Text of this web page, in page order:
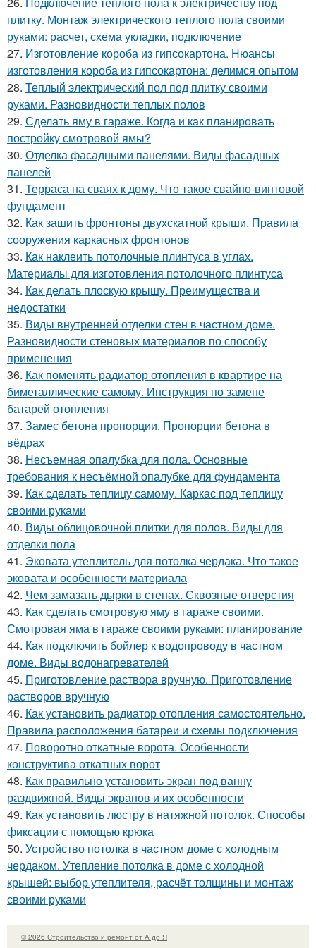
плитку. Монтаж электрического теплого пола своими
руками: расчет, схема укладки, подключение
27. Изготовление короба из гипсокартона. Нюансы
изготовления короба из гипсокартона: делимся опытом
28. Теплый электрический пол под плитку своими
руками. Разновидности теплых полов
29. Сделать яму в гараже. Когда и как планировать
постройку смотровой ямы?
30. Отделка фасадными панелями. Виды фасадных
панелей
31. Терраса на сваях к дому. Что такое свайно-винтовой
фундамент
32. Как зашить фронтоны двухскатной крыши. Правила
сооружения каркасных фронтонов
33. Как наклеить потолочные плинтуса в углах.
Материалы для изготовления потолочного плинтуса
34. Как делать плоскую крышу. Преимущества и
недостатки
35. Виды внутренней отделки стен в частном доме.
Разновидности стеновых материалов по способу
применения
36. Как поменять радиатор отопления в квартире на
биметаллические самому. Инструкция по замене
батарей отопления
37. Замес бетона пропорции. Пропорции бетона в
вёдрах
38. Несъемная опалубка для пола. Основные
требования к несъёмной опалубке для фундамента
39. Как сделать теплицу самому. Каркас под теплицу
своими руками
40. Виды облицовочной плитки для полов. Виды для
отделки пола
41. Эковата утеплитель для потолка чердака. Что такое
эковата и особенности материала
42. Чем замазать дырки в стенах. Сквозные отверстия
43. Как сделать смотровую яму в гараже своими.
Смотровая яма в гараже своими руками: планирование
44. Как подключить бойлер к водопроводу в частном
доме. Виды водонагревателей
45. Приготовление раствора вручную. Приготовление
растворов вручную
46. Как установить радиатор отопления самостоятельно.
Правила расположения батареи и схемы подключения
47. Поворотно откатные ворота. Особенности
конструктива откатных ворот
48. Как правильно установить экран под ванну
раздвижной. Виды экранов и их особенности
49. Как установить люстру в натяжной потолок. Способы
фиксации с помощью крюка
50. Устройство потолка в частном доме с холодным
чердаком. Утепление потолка в доме с холодной
крышей: выбор утеплителя, расчёт толщины и монтаж
своими руками
© 2026 Строительство и ремонт от А до Я